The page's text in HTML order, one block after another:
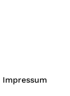
Impressum